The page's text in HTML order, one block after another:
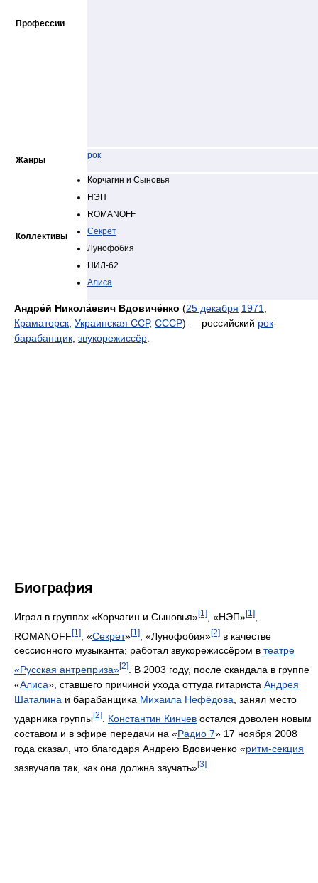
Профессии
Жанры рок
Коллективы
Корчагин и Сыновья
НЭП
ROMANOFF
Секрет
Лунофобия
НИЛ-62
Алиса
Андре́й Никола́евич Вдовиче́нко (25 декабря 1971
Краматорск Украинская ССР, СССР) — российский рок-
барабанщик звукорежиссёр
Биография
Играл в группах «Корчагин и Сыновья»[1] , «НЭП»[1]
ROMANOFF[1] , «Секрет»[1] , «Лунофобия»[2] в качестве
сессионного музыканта; работал звукорежиссёром в театре
«Русская антреприза»[2]
. В 2003 году, после скандала в группе
«Алиса», ставшего причиной ухода оттуда гитариста Андрея
Шаталина и барабанщика Михаила Нефёдова , занял место
ударника группы[2] Константин Кинчев остался доволен новым
составом и в эфире передачи на «Радио 7» 17 ноября 2008
года сказал, что благодаря Андрею Вдовиченко «ритм-секция
зазвучала так, как она должна звучать»[3]